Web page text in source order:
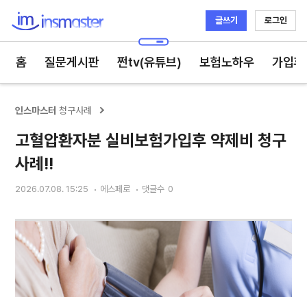
글쓰기 로그인
홈 질문게시판 쩐tv(유튜브) 보험노하우 가입
인스마스터 청구사례
고혈압환자분 실비보험가입후 약제비 청구
사례!!
2026.07.08. 15:25 에스페로 댓글수 0